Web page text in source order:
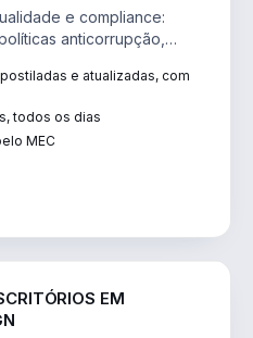
e compliance:
anticorrupção,
e atualizadas, com
todos os dias
MEC
EM